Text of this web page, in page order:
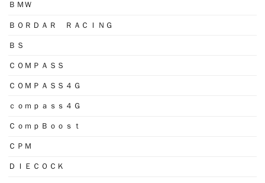
ＢＭＷ
ＢＯＲＤＡＲ ＲＡＣＩＮＧ
ＢＳ
ＣＯＭＰＡＳＳ
ＣＯＭＰＡＳＳ４Ｇ
ｃｏｍｐａｓｓ４Ｇ
ＣｏｍｐＢｏｏｓｔ
ＣＰＭ
ＤＩＥＣＯＣＫ